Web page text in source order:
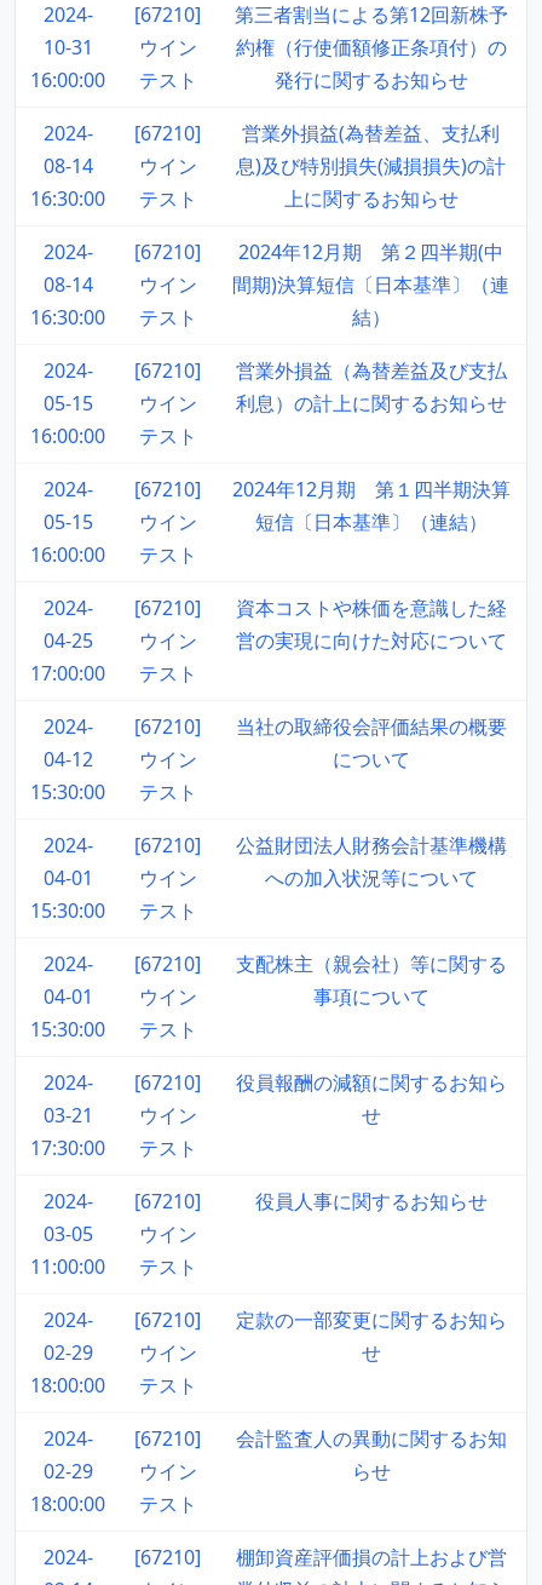
2024-
10-31
16:00:00
[67210]
ウイン
テスト
第三者割当による第12回新株予
約権（行使価額修正条項付）の
発行に関するお知らせ
2024-
08-14
16:30:00
[67210]
ウイン
テスト
営業外損益(為替差益、支払利
息)及び特別損失(減損損失)の計
上に関するお知らせ
2024-
08-14
16:30:00
[67210]
ウイン
テスト
2024年12月期 第２四半期(中
間期)決算短信〔日本基準〕（連
結）
2024-
05-15
16:00:00
[67210]
ウイン
テスト
営業外損益（為替差益及び支払
利息）の計上に関するお知らせ
2024-
05-15
16:00:00
[67210]
ウイン
テスト
2024年12月期 第１四半期決算
短信〔日本基準〕（連結）
2024-
04-25
17:00:00
[67210]
ウイン
テスト
資本コストや株価を意識した経
営の実現に向けた対応について
2024-
04-12
15:30:00
[67210]
ウイン
テスト
当社の取締役会評価結果の概要
について
2024-
04-01
15:30:00
[67210]
ウイン
テスト
公益財団法人財務会計基準機構
への加入状況等について
2024-
04-01
15:30:00
[67210]
ウイン
テスト
支配株主（親会社）等に関する
事項について
2024-
03-21
17:30:00
[67210]
ウイン
テスト
役員報酬の減額に関するお知ら
せ
2024-
03-05
11:00:00
[67210]
ウイン
テスト
役員人事に関するお知らせ
2024-
02-29
18:00:00
[67210]
ウイン
テスト
定款の一部変更に関するお知ら
せ
2024-
02-29
18:00:00
[67210]
ウイン
テスト
会計監査人の異動に関するお知
らせ
2024-
[67210]
棚卸資産評価損の計上および営